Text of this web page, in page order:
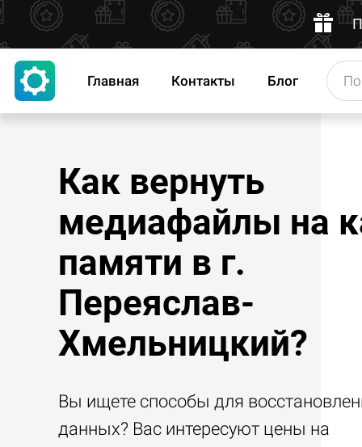
Главная Контакты Блог
Как вернуть
медиафайлы на
памяти в г.
Переяслав-
Хмельницкий?
Вы ищете способы для
данных? Вас интересуют цены на